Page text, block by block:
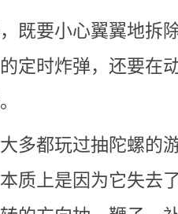
既要小心翼翼地拆
定时炸弹，还要在
多都玩过抽陀螺的
质上是因为它失去